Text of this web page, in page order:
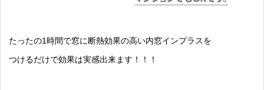
たったの1時間で窓に断熱効果の高い内窓インプラスを
つけるだけで効果は実感出来ます！！！